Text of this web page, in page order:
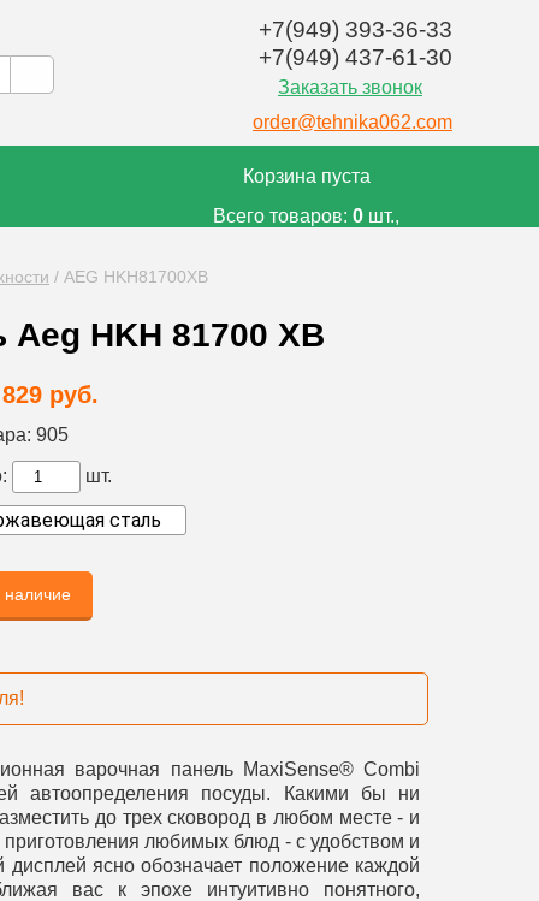
+7(949) 393-36-33
+7(949) 437-61-30
Заказать звонок
order@tehnika062.com
Корзина пуста
Всего товаров: 0 шт.,
/ AEG HKH81700XB
HKH 81700 XB
руб.
905
шт.
наличие
варочная панель MaxiSense® Combi
автоопределения посуды. Какими бы ни
до трех сковород в любом месте - и
приготовления любимых блюд - с удобством и
ясно обозначает положение каждой
вас к эпохе интуитивно понятного,